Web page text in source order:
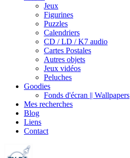
Jeux
Figurines
Puzzles
Calendriers
CD / LD / K7 audio
Cartes Postales
Autres objets
Jeux vidéos
Peluches
Goodies
Fonds d'écran || Wallpapers
Mes recherches
Blog
Liens
Contact